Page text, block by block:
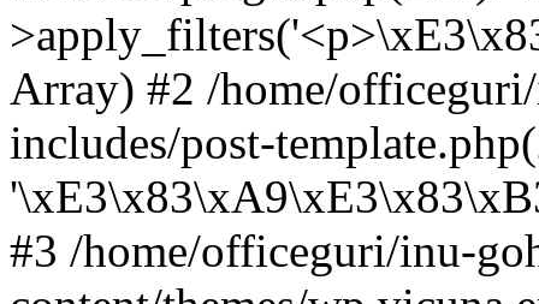
Array) #2 /home/
includes/post-
#3 /home/officeguri/inu-